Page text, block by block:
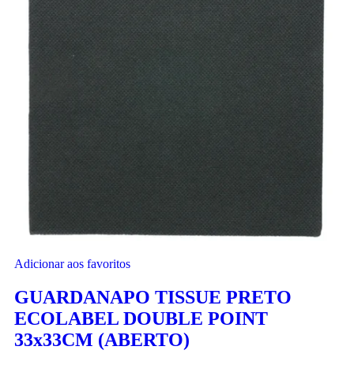
Adicionar aos favoritos
GUARDANAPO TISSUE PRETO
ECOLABEL DOUBLE POINT
33x33CM (ABERTO)